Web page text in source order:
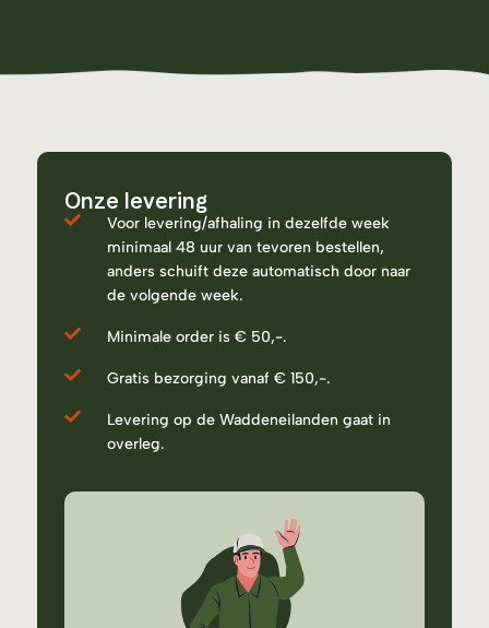
Onze levering
Voor levering/afhaling in dezelfde week
minimaal 48 uur van tevoren bestellen,
anders schuift deze automatisch door naar
de volgende week.
Minimale order is € 50,-.
Gratis bezorging vanaf € 150,-.
Levering op de Waddeneilanden gaat in
overleg.